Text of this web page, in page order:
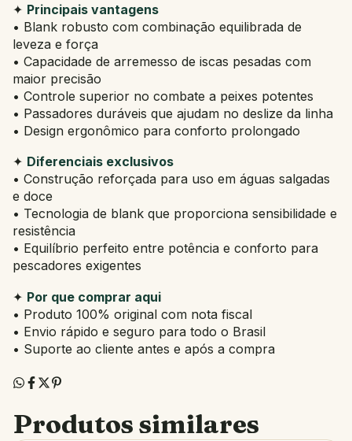
✦ Principais vantagens
• Blank robusto com combinação equilibrada de
leveza e força
• Capacidade de arremesso de iscas pesadas com
maior precisão
• Controle superior no combate a peixes potentes
• Passadores duráveis que ajudam no deslize da linha
• Design ergonômico para conforto prolongado
✦ Diferenciais exclusivos
• Construção reforçada para uso em águas salgadas
e doce
• Tecnologia de blank que proporciona sensibilidade e
resistência
• Equilíbrio perfeito entre potência e conforto para
pescadores exigentes
✦ Por que comprar aqui
• Produto 100% original com nota fiscal
• Envio rápido e seguro para todo o Brasil
• Suporte ao cliente antes e após a compra
Produtos similares